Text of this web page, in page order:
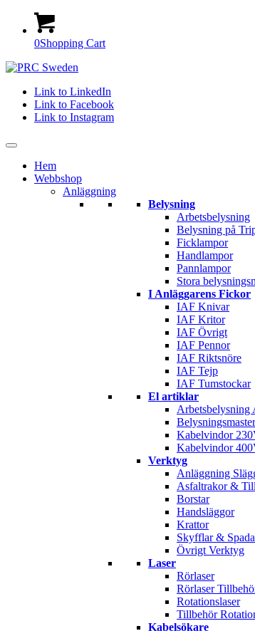
0Shopping Cart
Link to LinkedIn
Link to Facebook
Link to Instagram
Hem
Webbshop
Anläggning
Belysning
Arbetsbelysning
Belysning på
Ficklampor
Handlampor
Pannlampor
Stora
I Anläggarens Fickor
IAF Knivar
IAF Kritor
IAF Övrigt
IAF Pennor
IAF Riktsnöre
IAF Tejp
IAF Tumstockar
El artiklar
Arbetsbelysning
Belysningsmaster
Kabelvindor
Kabelvindor
Verktyg
Anläggning
Asfaltrakor &
Borstar
Handsläggor
Krattor
Skyfflar &
Övrigt Verktyg
Laser
Rörlaser
Rörlaser
Rotationslaser
Tillbehör
Kabelsökare